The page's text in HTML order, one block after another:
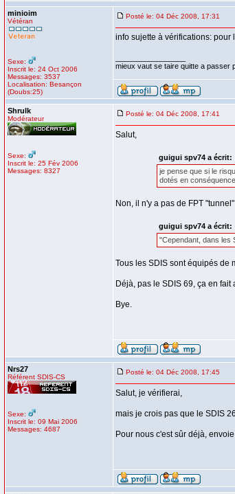
minioim
Vétéran
Sexe:
Inscrit le: 24 Oct 2006
Messages: 3537
Localisation: Besançon
(Doubs:25)
Posté le: 04 Déc 2008, 17:31
info sujette à vérifications: pour
mieux vaut se taire quitte a passer
Shrulk
Modérateur
Sexe:
Inscrit le: 25 Fév 2006
Messages: 8327
Posté le: 04 Déc 2008, 17:41
Salut,
guigui spv74 a écrit:
je pense que si le
dotés en
Non, il n'y a pas de FPT
guigui spv74 a écrit:
"Cependant, dans les
Tous les SDIS sont équipés de
Déjà, pas le SDIS 69, ça en fait
Bye.
Nrs27
Référent SDIS-CS
Sexe:
Inscrit le: 09 Mai 2006
Messages: 4687
Posté le: 04 Déc 2008, 17:45
Salut, je vérifierai,
mais je crois pas que le SDIS
Pour nous c'est sûr déjà,